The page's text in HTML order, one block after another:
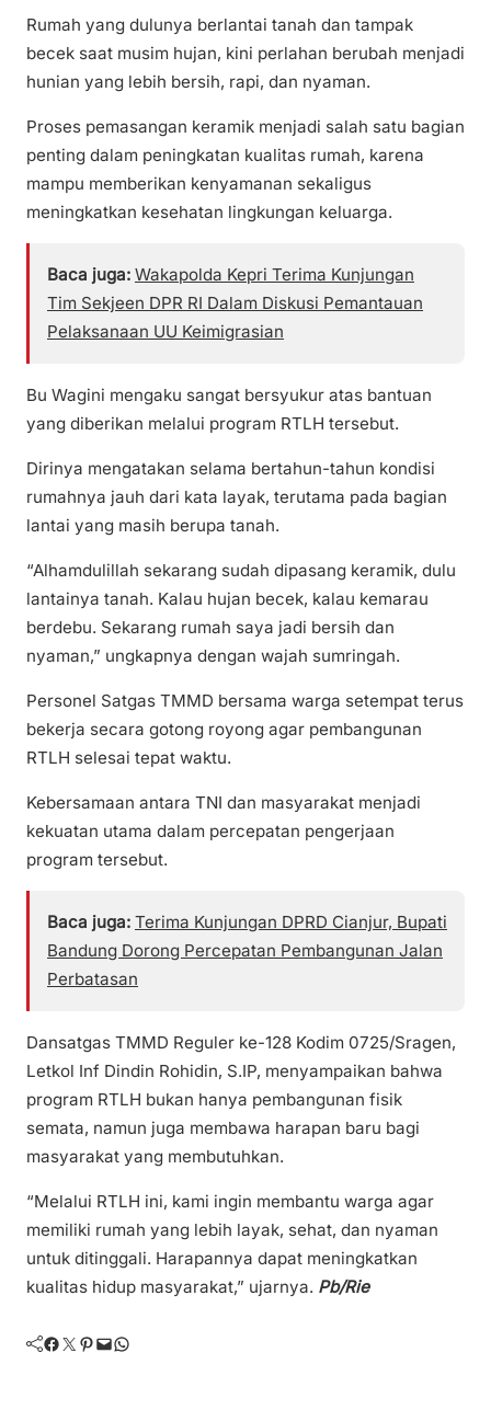
Rumah yang dulunya berlantai tanah dan tampak
becek saat musim hujan, kini perlahan berubah menjadi
hunian yang lebih bersih, rapi, dan nyaman.
Proses pemasangan keramik menjadi salah satu bagian
penting dalam peningkatan kualitas rumah, karena
mampu memberikan kenyamanan sekaligus
meningkatkan kesehatan lingkungan keluarga.
Baca juga: Wakapolda Kepri Terima Kunjungan
Tim Sekjeen DPR RI Dalam Diskusi Pemantauan
Pelaksanaan UU Keimigrasian
Bu Wagini mengaku sangat bersyukur atas bantuan
yang diberikan melalui program RTLH tersebut.
Dirinya mengatakan selama bertahun-tahun kondisi
rumahnya jauh dari kata layak, terutama pada bagian
lantai yang masih berupa tanah.
“Alhamdulillah sekarang sudah dipasang keramik, dulu
lantainya tanah. Kalau hujan becek, kalau kemarau
berdebu. Sekarang rumah saya jadi bersih dan
nyaman,” ungkapnya dengan wajah sumringah.
Personel Satgas TMMD bersama warga setempat terus
bekerja secara gotong royong agar pembangunan
RTLH selesai tepat waktu.
Kebersamaan antara TNI dan masyarakat menjadi
kekuatan utama dalam percepatan pengerjaan
program tersebut.
Baca juga: Terima Kunjungan DPRD Cianjur, Bupati
Bandung Dorong Percepatan Pembangunan Jalan
Perbatasan
Dansatgas TMMD Reguler ke-128 Kodim 0725/Sragen,
Letkol Inf Dindin Rohidin, S.IP, menyampaikan bahwa
program RTLH bukan hanya pembangunan fisik
semata, namun juga membawa harapan baru bagi
masyarakat yang membutuhkan.
“Melalui RTLH ini, kami ingin membantu warga agar
memiliki rumah yang lebih layak, sehat, dan nyaman
untuk ditinggali. Harapannya dapat meningkatkan
kualitas hidup masyarakat,” ujarnya. Pb/Rie
Facebook Twitter Pinterest Mail WhatsApp